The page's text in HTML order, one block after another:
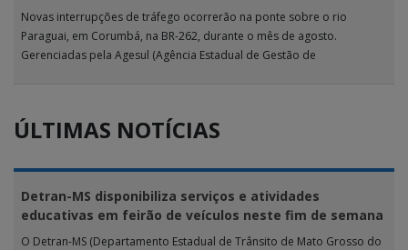
Novas interrupções de tráfego ocorrerão na ponte sobre o rio
Paraguai, em Corumbá, na BR-262, durante o mês de agosto.
Gerenciadas pela Agesul (Agência Estadual de Gestão de
ÚLTIMAS NOTÍCIAS
Detran-MS disponibiliza serviços e atividades
educativas em feirão de veículos neste fim de semana
O Detran-MS (Departamento Estadual de Trânsito de Mato Grosso do